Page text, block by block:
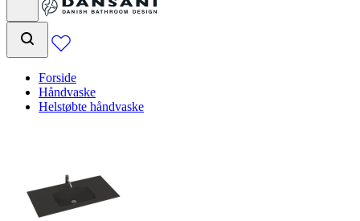
Forside
Håndvaske
Helstøbte håndvaske